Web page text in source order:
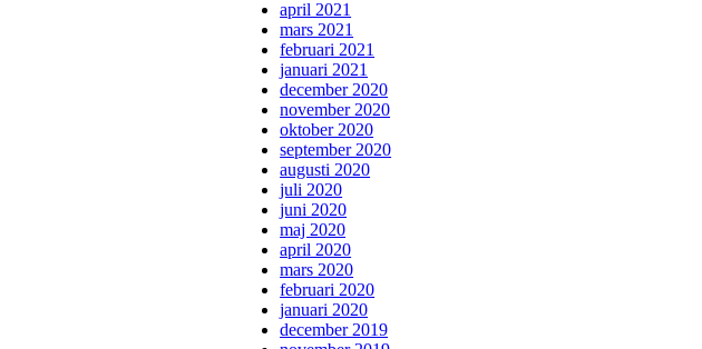
april 2021
mars 2021
februari 2021
januari 2021
december 2020
november 2020
oktober 2020
september 2020
augusti 2020
juli 2020
juni 2020
maj 2020
april 2020
mars 2020
februari 2020
januari 2020
december 2019